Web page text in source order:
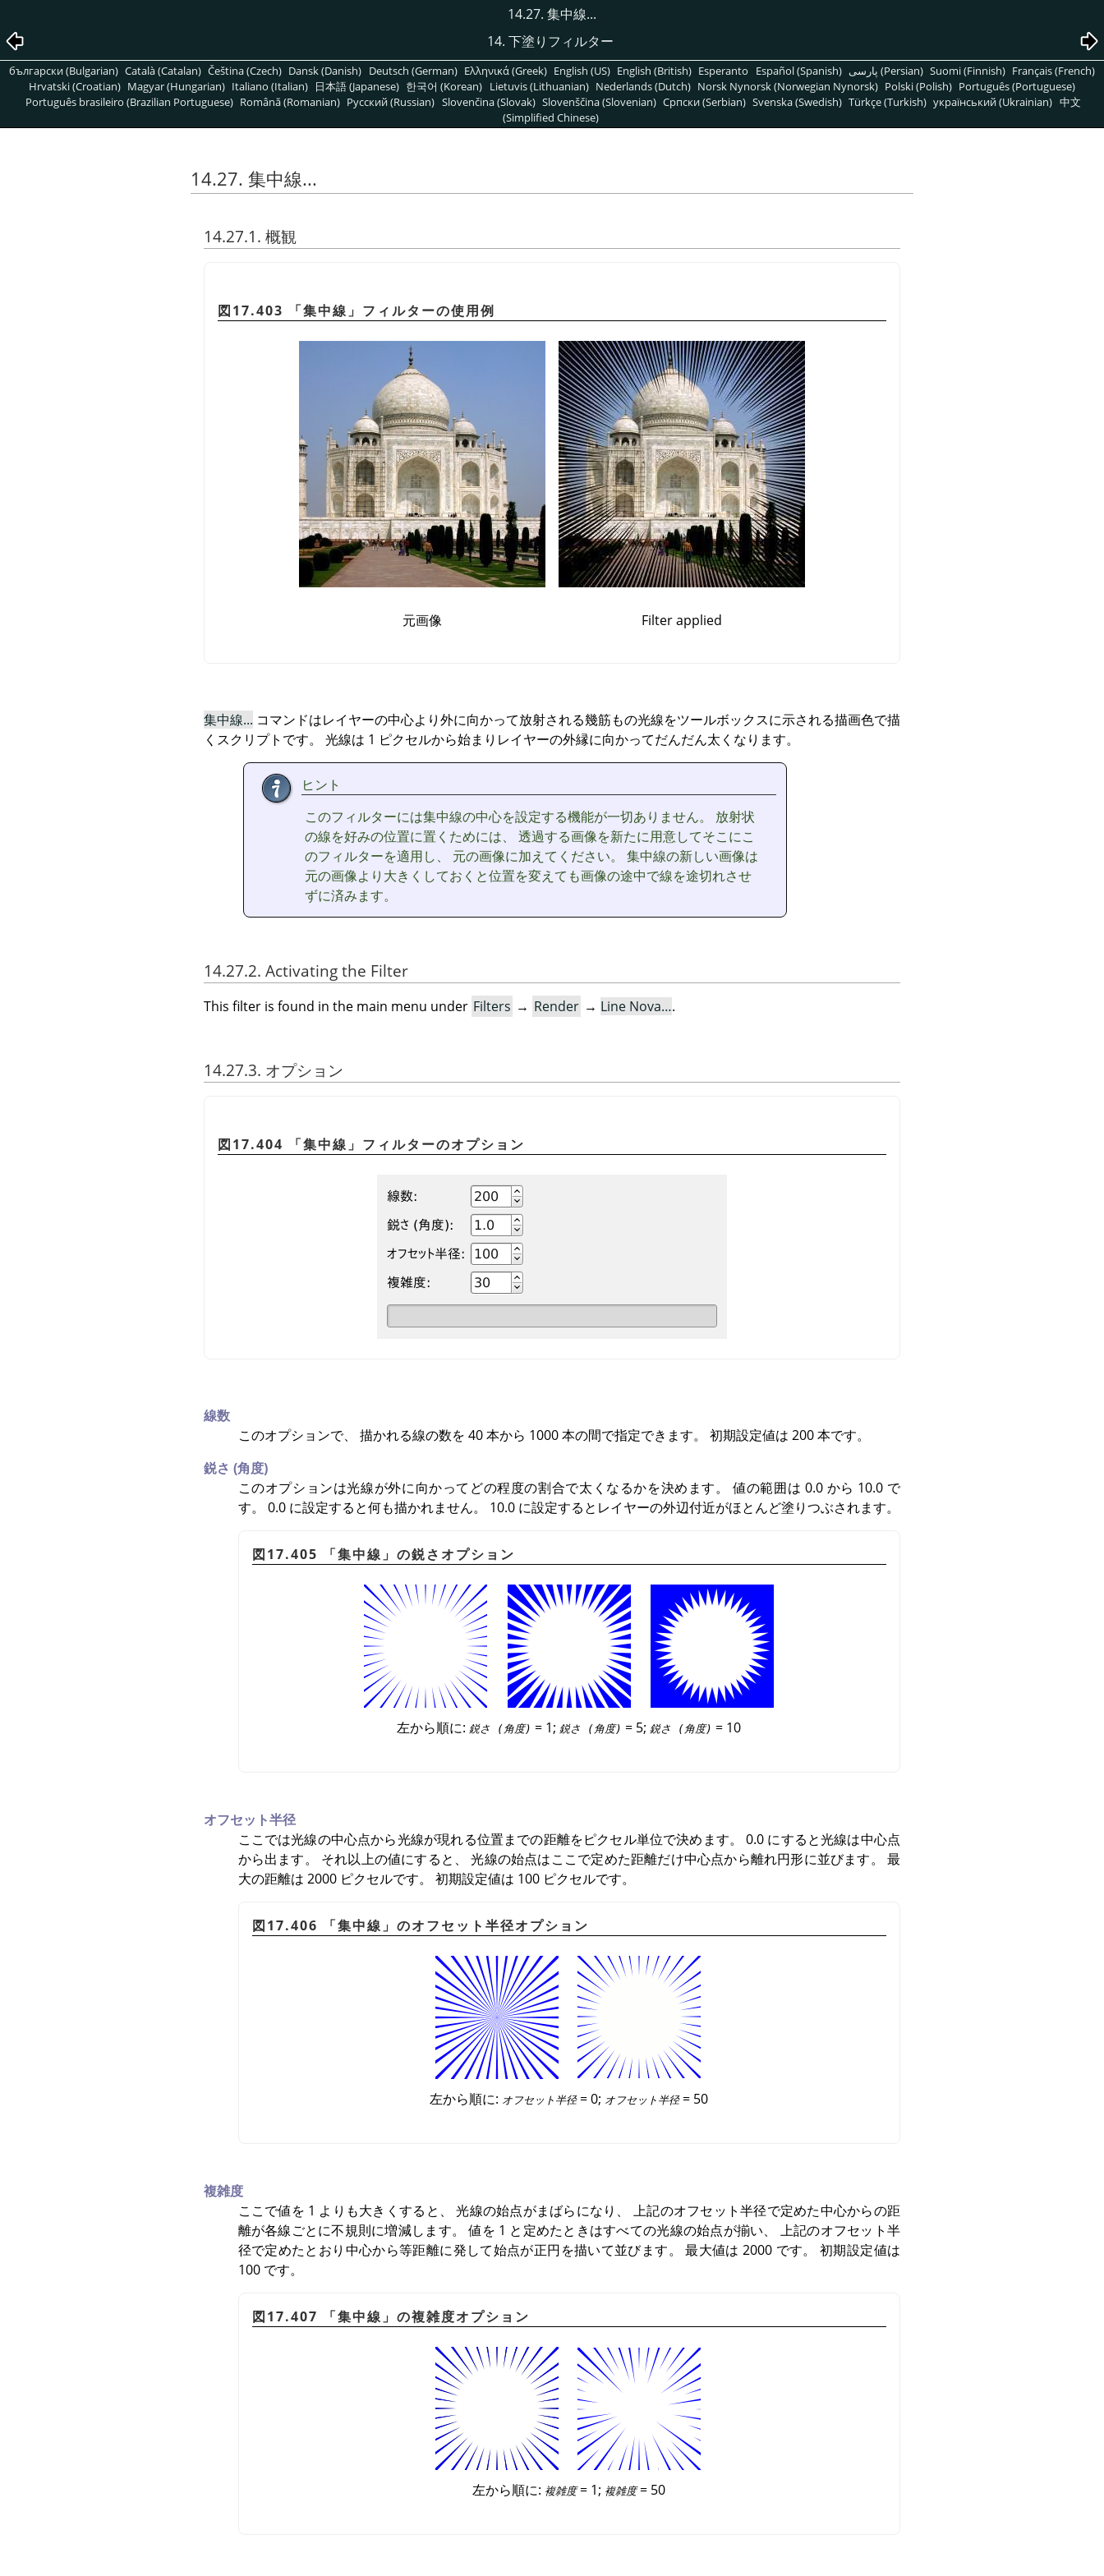
14.27. 集中線...
14. 下塗りフィルター
български (Bulgarian) Català (Catalan) Čeština (Czech) Dansk (Danish) Deutsch (German) Ελληνικά (Greek) English (US) English (British) Esperanto Español (Spanish) پارسی (Persian) Suomi (Finnish) Français (French)
Hrvatski (Croatian) Magyar (Hungarian) Italiano (Italian) 日本語 (Japanese) 한국어 (Korean) Lietuvis (Lithuanian) Nederlands (Dutch) Norsk Nynorsk (Norwegian Nynorsk) Polski (Polish) Português (Portuguese)
Português brasileiro (Brazilian Portuguese) Română (Romanian) Pусский (Russian) Slovenčina (Slovak) Slovenščina (Slovenian) Српски (Serbian) Svenska (Swedish) Türkçe (Turkish) український (Ukrainian) 中文
(Simplified Chinese)
14.27. 集中線...
14.27.1. 概観
図17.403 「集中線 」 フィルターの使用例
元画像 Filter applied
集中線... コマンドはレイヤーの中心より外に向かって放射される幾筋もの光線をツールボックスに示される描画色で描
くスクリプトです。 光線は 1 ピクセルから始まりレイヤーの外縁に向かってだんだん太くなります。
ヒント
このフィルターには集中線の中心を設定する機能が一切ありません。 放射状
の線を好みの位置に置くためには、 透過する画像を新たに用意してそこにこ
のフィルターを適用し、 元の画像に加えてください。 集中線の新しい画像は
元の画像より大きくしておくと位置を変えても画像の途中で線を途切れさせ
ずに済みます。
14.27.2. Activating the Filter
This filter is found in the main menu under Filters → Render → Line Nova….
14.27.3. オプション
図17.404 「集中線 」 フィルターのオプション
線数
このオプションで、 描かれる線の数を 40 本から 1000 本の間で指定できます。 初期設定値は 200 本です。
鋭さ (角度)
このオプションは光線が外に向かってどの程度の割合で太くなるかを決めます。 値の範囲は 0.0 から 10.0 で
す。 0.0 に設定すると何も描かれません。 10.0 に設定するとレイヤーの外辺付近がほとんど塗りつぶされます。
図17.405 「集中線 」 の鋭さオプション
左から順に: 鋭さ (角度) = 1; 鋭さ (角度) = 5; 鋭さ (角度) = 10
オフセット半径
ここでは光線の中心点から光線が現れる位置までの距離をピクセル単位で決めます。 0.0 にすると光線は中心点
から出ます。 それ以上の値にすると、 光線の始点はここで定めた距離だけ中心点から離れ円形に並びます。 最
大の距離は 2000 ピクセルです。 初期設定値は 100 ピクセルです。
図17.406 「集中線 」 のオフセット半径オプション
左から順に: オフセット半径= 0; オフセット半径= 50
複雑度
ここで値を 1 よりも大きくすると、 光線の始点がまばらになり、 上記のオフセット半径で定めた中心からの距
離が各線ごとに不規則に増減します。 値を 1 と定めたときはすべての光線の始点が揃い、 上記のオフセット半
径で定めたとおり中心から等距離に発して始点が正円を描いて並びます。 最大値は 2000 です。 初期設定値は
100 です。
図17.407 「集中線 」 の複雑度オプション
左から順に: 複雑度= 1; 複雑度= 50